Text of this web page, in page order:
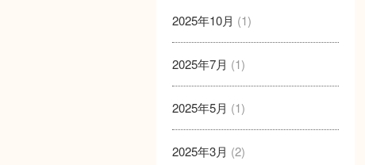
2025年10月 (1)
2025年7月 (1)
2025年5月 (1)
2025年3月 (2)